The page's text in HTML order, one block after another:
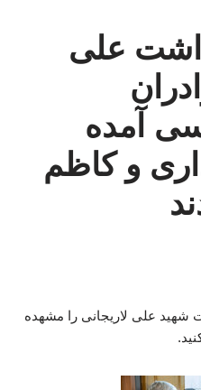
علی
آمده
و کاظم
علی لاریجانی را مشهده